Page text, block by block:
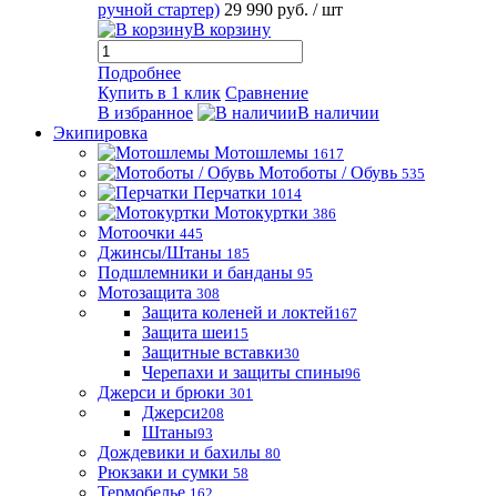
ручной стартер) 29 990 руб. / шт
В корзину
Подробнее
Купить в 1 клик Сравнение
В избранное
В наличии
Экипировка
Мотошлемы 1617
Мотоботы / Обувь 535
Перчатки 1014
Мотокуртки 386
Мотоочки 445
Джинсы/Штаны 185
Подшлемники и банданы 95
Мотозащита 308
Защита коленей и локтей167
Защита шеи15
Защитные вставки30
Черепахи и защиты спины96
Джерси и брюки 301
Джерси208
Штаны93
Дождевики и бахилы 80
Рюкзаки и сумки 58
Термобелье